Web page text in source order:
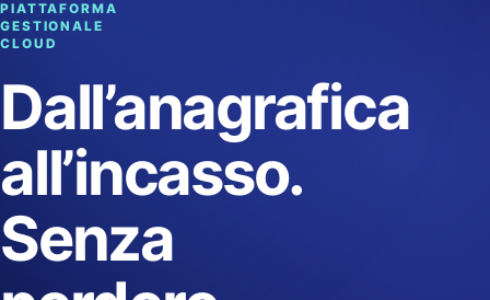
PIATTAFORMA
GESTIONALE
CLOUD
Dall’anagrafica
all’incasso.
Senza